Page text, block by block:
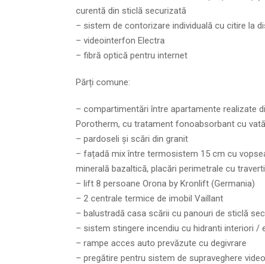
curentă din sticlă securizată
– sistem de contorizare individuală cu citire la
– videointerfon Electra
– fibră optică pentru internet
Părți comune:
– compartimentări între apartamente realizate
Porotherm, cu tratament fonoabsorbant cu
– pardoseli și scări din granit
– fațadă mix între termosistem 15 cm cu
minerală bazaltică, placări perimetrale cu
– lift 8 persoane Orona by Kronlift (Germania)
– 2 centrale termice de imobil Vaillant
– balustradă casa scării cu panouri de sticlă
– sistem stingere incendiu cu hidranti interiori /
– rampe acces auto prevăzute cu degivrare
– pregătire pentru sistem de supraveghere